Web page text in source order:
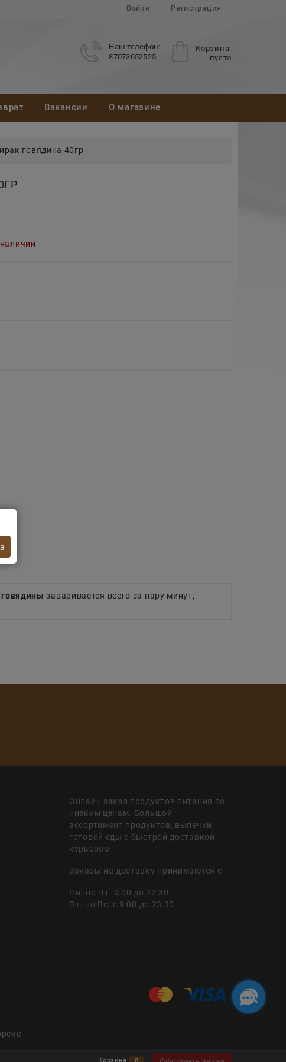
Войти Регистрация
Корзина:
пусто
Наш телефон:
87073052525
Вакансии О магазине
говядина 40гр
заваривается всего за пару минут,
Онлайн заказ продуктов питания по
низким ценам. Большой
ассортимент продуктов, выпечки,
готовой еды с быстрой доставкой
курьером
Заказы на доставку принимаются с
Пн. по Чт. 9:00 до 22:30
Пт. по Вс. с 9:00 до 23:30